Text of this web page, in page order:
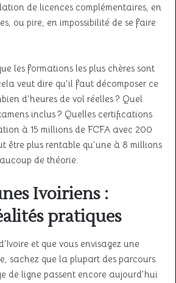
de licences complémentaires, en
ou pire, en impossibilité de se faire
les formations les plus chères sont
veut dire qu’il faut décomposer ce
d’heures de vol réelles ? Quel
inclus ? Quelles certifications
à 15 millions de FCFA avec 200
être plus rentable qu’une à 8 millions
de théorie.
Ivoiriens :
pratiques
et que vous envisagez une
sachez que la plupart des parcours
de ligne passent encore aujourd’hui